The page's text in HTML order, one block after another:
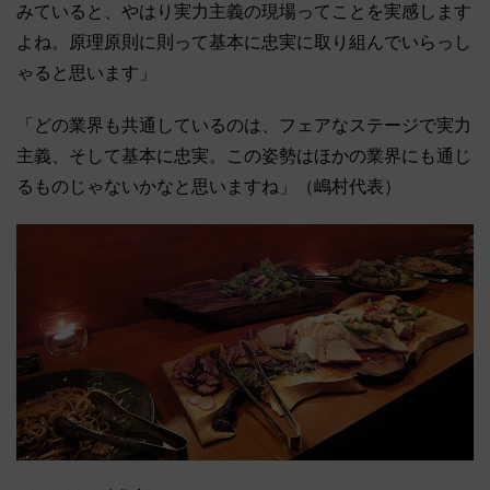
みていると、やはり実力主義の現場ってことを実感します
よね。原理原則に則って基本に忠実に取り組んでいらっし
ゃると思います」
「どの業界も共通しているのは、フェアなステージで実力
主義、そして基本に忠実。この姿勢はほかの業界にも通じ
るものじゃないかなと思いますね」（嶋村代表）